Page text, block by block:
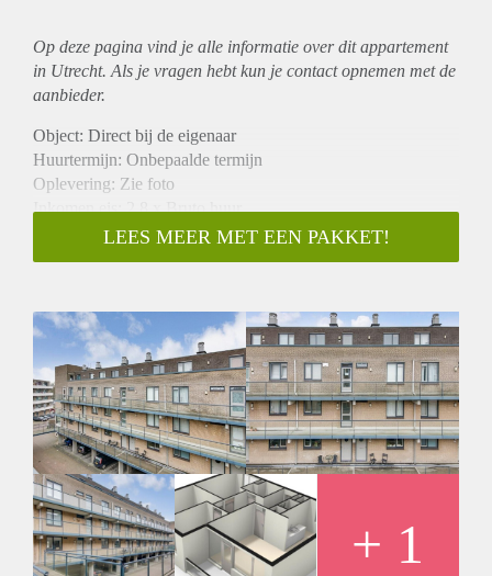
Op deze pagina vind je alle informatie over ditappartement
in Utrecht. Als je vragen hebt kun je contact opnemen met de
aanbieder.
Object: Direct bij de eigenaar
Huurtermijn: Onbepaalde termijn
Oplevering: Zie foto
Inkomen eis: 2,8 x Bruto huur
Garantiestelling mogelijk: Ja
Borg: 1 Maand
Huisdieren toegestaan: Afhankelijk van de Eigenaar
Huurtoeslag grens: Nee
Geschikt voor studenten: Afhankelijk van de Eigenaar
LEES MEER MET EEN PAKKET!
+ 1